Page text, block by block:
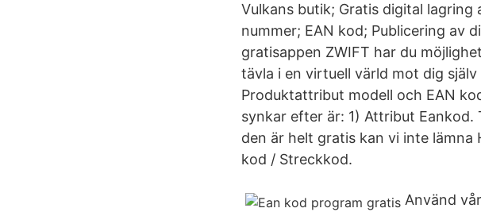
Vulkans butik; Gratis digital
nummer; EAN kod; Publicering av
gratisappen ZWIFT har du
tävla i en virtuell värld mot dig
Produktattribut modell och EAN
synkar efter är: 1) Attribut
den är helt gratis kan vi inte lämna
kod / Streckkod.
Använd